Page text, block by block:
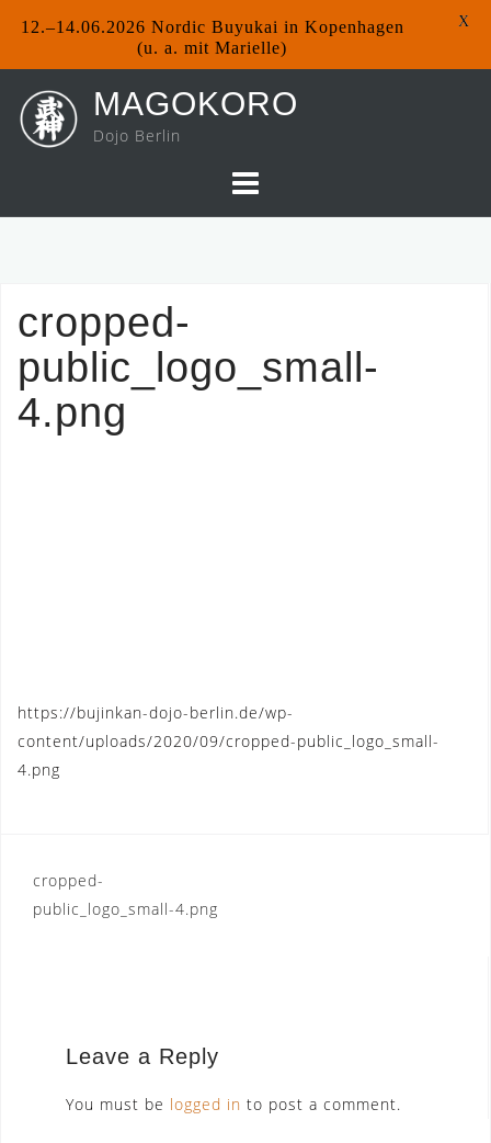
content
MAGOKORO
Dojo Berlin
cropped-
public_logo_small-
4.png
https://bujinkan-dojo-berlin.de/wp-
content/uploads/2020/09/cropped-public_logo_small-
4.png
Post
navigation
cropped-
public_logo_small-4.png
Leave a Reply
You must be logged in to post a comment.
12.–14.06.2026 Nordic Buyukai in Kopenhagen
(u. a. mit Marielle)
X